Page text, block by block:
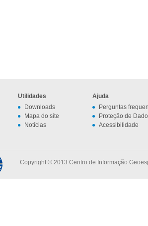
Utilidades
Downloads
Mapa do site
Notícias
Ajuda
Perguntas
Proteção de
Acessibilidade
Copyright © 2013 Centro de Informação